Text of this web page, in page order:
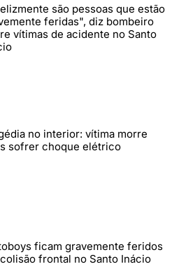
são pessoas que estão
feridas", diz bombeiro
vítimas de acidente no Santo
no interior: vítima morre
sofrer choque elétrico
ficam gravemente feridos
frontal no Santo Inácio